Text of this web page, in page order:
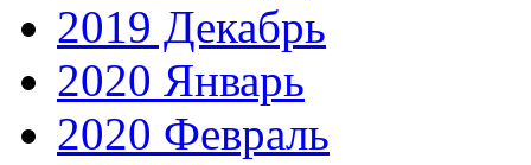
2019 Декабрь
2020 Январь
2020 Февраль